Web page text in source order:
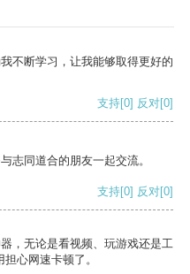
不断学习，让我能够取得更好的
支持[0] 反对[0]
志同道合的朋友一起交流。
支持[0] 反对[0]
，无论是看视频、玩游戏还是工
心网速卡顿了。